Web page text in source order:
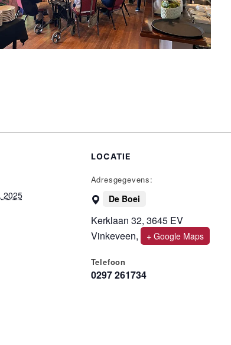
2025
LOCATIE
Adresgegevens:
De Boei
Kerklaan 32, 3645 EV
Vinkeveen, + Google Maps
Telefoon
0297 261734